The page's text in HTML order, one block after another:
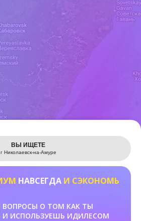
Leaflet
ВЫ ИЩЕТЕ
г Николаевск-на-Амуре
НАВСЕГДА И СЭКОНОМЬ
ВОПРОСЫ О ТОМ КАК ТЫ
И ИСПОЛЬЗУЕШЬ ИДИЛЕСОМ